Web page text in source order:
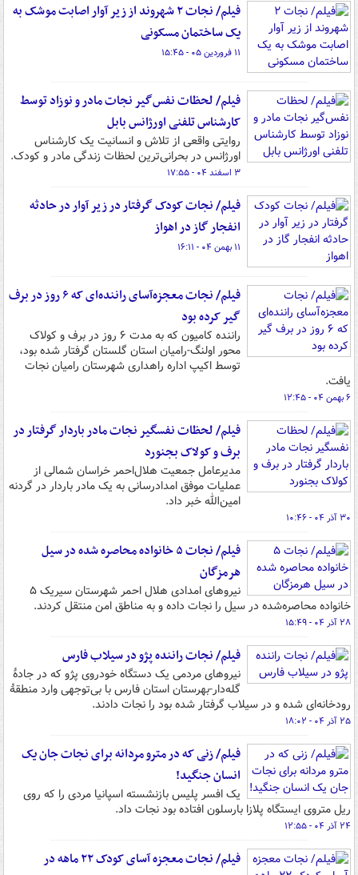
فیلم/ نجات ۲ شهروند از زیر آوار اصابت موشک به
یک ساختمان مسکونی
۱۱ فروردین ۰۵ - ۱۵:۴۵
فیلم/ لحظات نفس‌گیر نجات مادر و نوزاد توسط
کارشناس تلفنی اورژانس بابل
روایتی واقعی از تلاش و انسانیت یک کارشناس
اورژانس در بحرانی‌ترین لحظات زندگی مادر و کودک.
۳ اسفند ۰۴ - ۱۷:۵۵
فیلم/ نجات کودک گرفتار در زیر آوار در حادثه
انفجار گاز در اهواز
۱۱ بهمن ۰۴ - ۱۶:۱۱
فیلم/ نجات معجزه‌آسای راننده‌ای که ۶ روز در برف
گیر کرده بود
راننده کامیون که به مدت ۶ روز در برف و کولاک
محور اولنگ-رامیان استان گلستان گرفتار شده بود،
توسط اکیپ اداره راهداری شهرستان رامیان نجات
یافت.
۶ بهمن ۰۴ - ۱۲:۴۵
فیلم/ لحظات نفسگیر نجات مادر باردار گرفتار در
برف و کولاک بجنورد
مدیرعامل جمعیت هلال‌احمر خراسان شمالی از
عملیات موفق امدادرسانی به یک مادر باردار در گردنه
امین‌الله خبر داد.
۳۰ آذر ۰۴ - ۱۰:۴۶
فیلم/ نجات ۵ خانواده محاصره شده در سیل
هرمزگان
نیروهای امدادی هلال احمر شهرستان سیریک ۵
خانواده محاصره‌شده در سیل را نجات داده و به مناطق امن منتقل کردند.
۲۸ آذر ۰۴ - ۱۵:۴۹
فیلم/ نجات راننده پژو در سیلاب فارس
نیروهای مردمی یک دستگاه خودروی پژو که در جادۀ
گله‌دار-بهرستان استان فارس با بی‌توجهی وارد منطقۀ
رودخانه‌ای شده و در سیلاب گرفتار شده بود را نجات دادند.
۲۵ آذر ۰۴ - ۱۸:۰۲
فیلم/ زنی که در مترو مردانه برای نجات جان یک
انسان جنگید!
یک افسر پلیس بازنشسته اسپانیا مردی را که روی
ریل متروی ایستگاه پلازا بارسلون افتاده بود نجات داد.
۲۴ آذر ۰۴ - ۱۲:۵۵
فیلم/ نجات معجزه آسای کودک ۲۲ ماهه در